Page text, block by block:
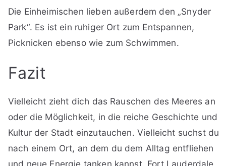
Die Einheimischen lieben außerdem den „Snyder
Park“. Es ist ein ruhiger Ort zum Entspannen,
Picknicken ebenso wie zum Schwimmen.
Fazit
Vielleicht zieht dich das Rauschen des Meeres an
oder die Möglichkeit, in die reiche Geschichte und
Kultur der Stadt einzutauchen. Vielleicht suchst du
nach einem Ort, an dem du dem Alltag entfliehen
und neue Energie tanken kannst. Fort Lauderdale